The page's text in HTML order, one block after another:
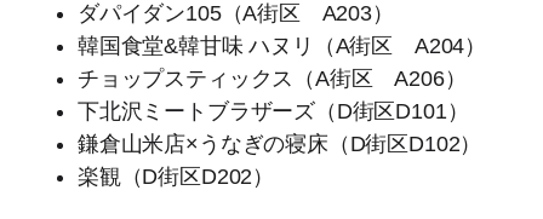
ダパイダン105（A街区 A203）
韓国食堂&韓甘味 ハヌリ（A街区 A204）
チョップスティックス（A街区 A206）
下北沢ミートブラザーズ（D街区D101）
鎌倉山米店×うなぎの寝床（D街区D102）
楽観（D街区D202）